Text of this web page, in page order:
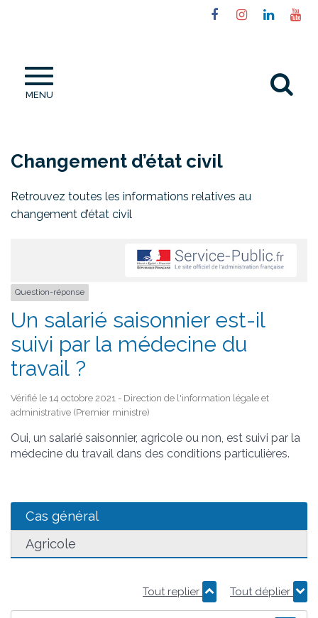
Lien
Facebook
Lien
Instagram
Lien
MENU
Changement d’état civil
Retrouvez toutes les informations relatives au
changement d’état civil
Question-réponse
Un salarié saisonnier est-il
suivi par la médecine du
travail ?
Vérifié le 14 octobre 2021 - Direction de l'information légale et
administrative (Premier ministre)
Oui, un salarié saisonnier, agricole ou non, est suivi par la
médecine du travail dans des conditions particulières.
Cas général
Agricole
Tout replier Tout déplier